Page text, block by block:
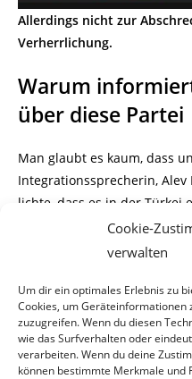
Cookie-
verwalten
Um dir ein optimales Erlebnis zu
Cookies, um
zuzugreifen. Wenn du diesen
wie das Surfverhalten oder
verarbeiten. Wenn du deine
können bestimmte Merkmale und
Allerdings nicht zur
Verherrlichung.
Warum
über diese Partei
Man glaubt es kaum, dass
Integrationssprecherin, Alev
lichte, dass es in der Türkei
Ist doch Korun sonst immer
politischen Gebräuche
geht.
Wir konnten trotz intensiver